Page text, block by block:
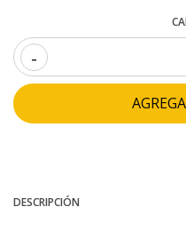
-
DESCRIPCIÓN